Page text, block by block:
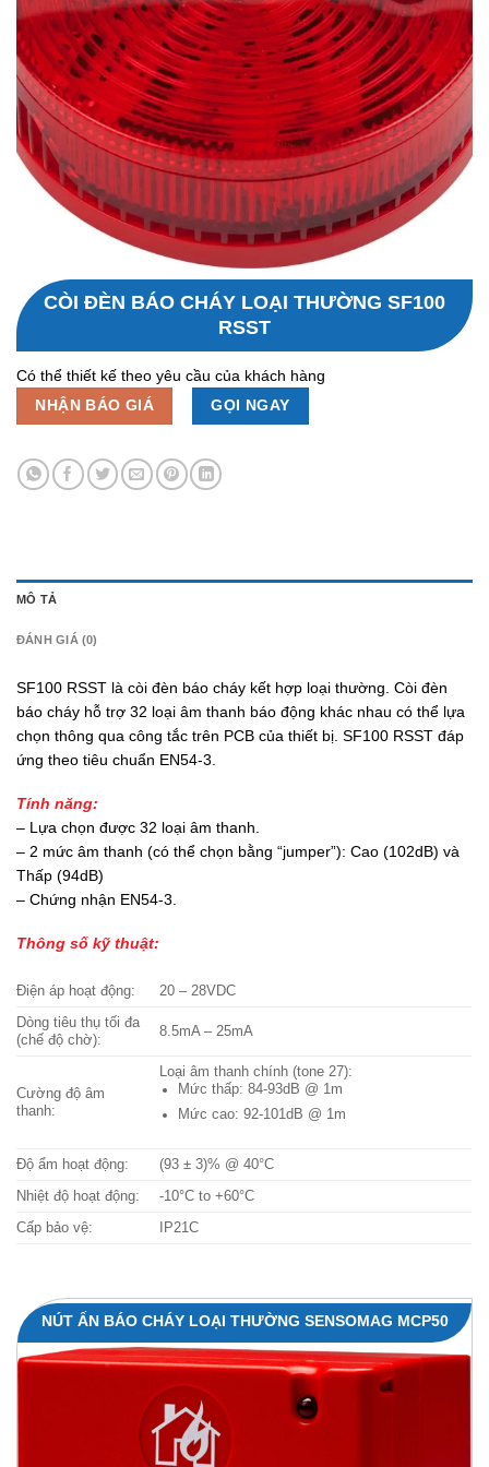
CÒI ĐÈN BÁO CHÁY LOẠI THƯỜNG SF100
RSST
Có thể thiết kế theo yêu cầu của khách hàng
NHẬN BÁO GIÁ GỌI NGAY
MÔ TẢ
ĐÁNH GIÁ (0)
SF100 RSST là còi đèn báo cháy kết hợp loại thường. Còi đèn
báo cháy hỗ trợ 32 loại âm thanh báo động khác nhau có thể lựa
chọn thông qua công tắc trên PCB của thiết bị. SF100 RSST đáp
ứng theo tiêu chuẩn EN54-3.
Tính năng:
– Lựa chọn được 32 loại âm thanh.
– 2 mức âm thanh (có thể chọn bằng “jumper”): Cao (102dB) và
Thấp (94dB)
– Chứng nhận EN54-3.
Thông số kỹ thuật:
Điện áp hoạt động: 20 – 28VDC
Dòng tiêu thụ tối đa
(chế độ chờ):
8.5mA – 25mA
Cường độ âm
thanh:
Loại âm thanh chính (tone 27):
Mức thấp: 84-93dB @ 1m
Mức cao: 92-101dB @ 1m
Độ ẩm hoạt động: (93 ± 3)% @ 40°C
Nhiệt độ hoạt động: -10°C to +60°C
Cấp bảo vệ: IP21C
NÚT ẤN BÁO CHÁY LOẠI THƯỜNG SENSOMAG MCP50